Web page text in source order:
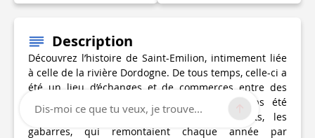
Description
Découvrez l’histoire de Saint-Emilion, intimement liée
à celle de la rivière Dordogne. De tous temps, celle-ci a
été un lieu d’échanges et de commerces entre des
hommes de tous horizons. Elle a longtemps été
fréquentée par des bateaux à fonds plats, les
gabarres, qui remontaient chaque année par
Dis-moi ce que tu veux, je trouve...